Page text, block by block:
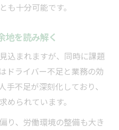
も十分可能です。
地を読み解く
込まれますが、同時に課題
ドライバー不足と業務の効
不足が深刻化しており、
められています。
り、労働環境の整備も大き